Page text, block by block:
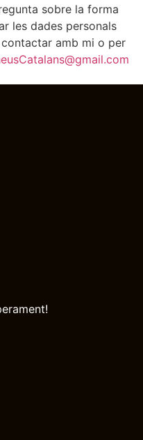
sobre la forma
les dades personals
amb mi o per